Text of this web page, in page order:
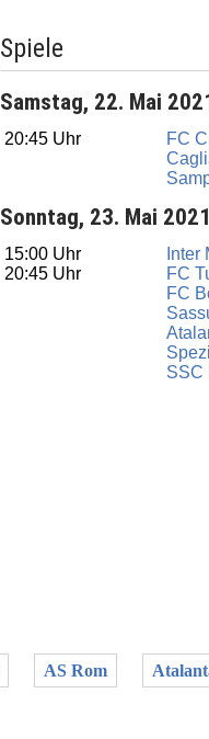
Spiele
Samstag, 22. Mai
20:45 Uhr FC
Sonntag, 23. Mai 2021
15:00 Uhr Inter
20:45 Uhr
FC
FC
SSC
AS Rom